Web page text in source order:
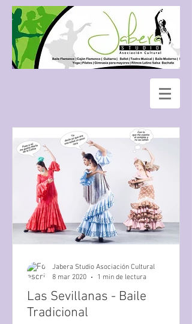
Las Sevillanas - Baile
Tradicional
Jabera Studio Asociación Cultural
8 mar 2020
1 min de lectura